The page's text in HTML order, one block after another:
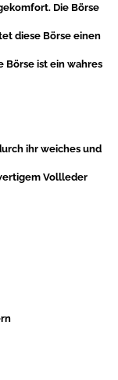
Die Börse
diese Börse einen
Börse ist ein wahres
ihr weiches und
Vollleder